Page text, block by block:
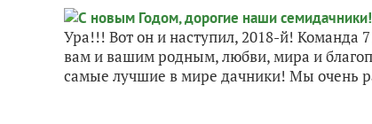
Ура!!! Вот он и наступил, 2018-й! Команда
вам и вашим родным, любви, мира и
самые лучшие в мире дачники! Мы очень